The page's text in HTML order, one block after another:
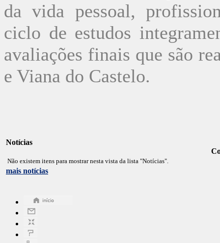
da vida pessoal,
ciclo de estudos
avaliações finais que são
e Viana do Castelo.
Notícias
Não existem itens para mostrar nesta vista da lista "Notícias".
mais notícias